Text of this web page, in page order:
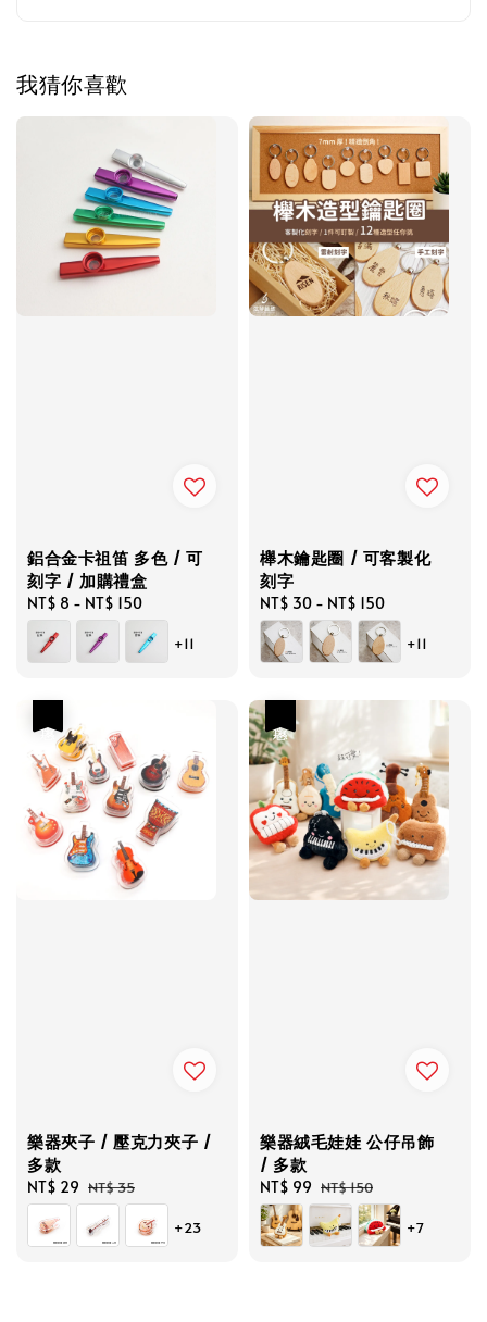
我猜你喜歡
鋁合金卡祖笛 多色 / 可
刻字 / 加購禮盒
Regular
price
NT$ 8 - NT$ 150
+11
櫸木鑰匙圈 / 可客製化
刻字
Regular
price
NT$ 30 - NT$ 150
+11
樂器夾子 / 壓克力夾子 /
多款
Sale
price
NT$ 29 Regular
price
NT$ 35
+23
樂器絨毛娃娃 公仔吊飾
/ 多款
Sale
price
NT$ 99 Regular
price
NT$ 150
+7